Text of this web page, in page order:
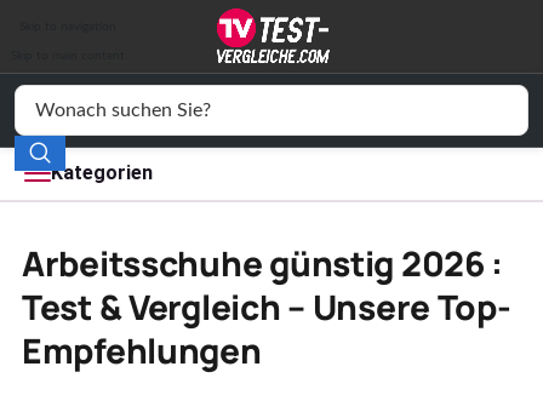
Kategorien
Elektronik
Freizeit
Wohnen
Arbeitsschuhe günstig 2026 :
Test & Vergleich – Unsere Top-
Empfehlungen